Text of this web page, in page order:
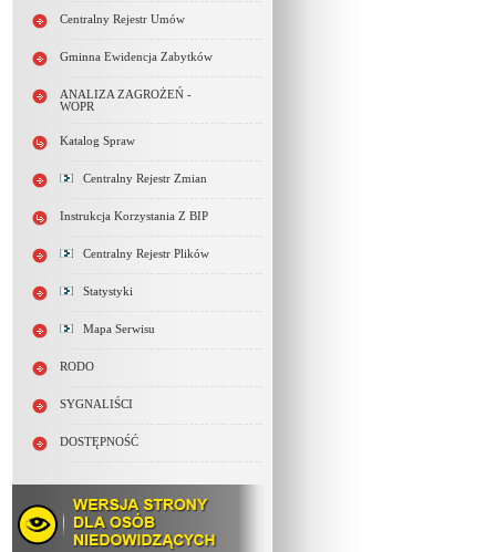
Centralny Rejestr Umów
Gminna Ewidencja Zabytków
ANALIZA ZAGROŻEŃ -
WOPR
Katalog Spraw
Centralny Rejestr Zmian
Instrukcja Korzystania Z BIP
Centralny Rejestr Plików
Statystyki
Mapa Serwisu
RODO
SYGNALIŚCI
DOSTĘPNOŚĆ